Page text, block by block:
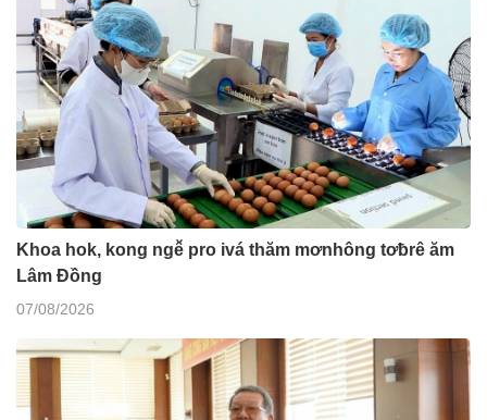
Khoa hok, kong ngê̆ pro ivá thăm mơnhông tơƀrê ăm
Lâm Đồng
07/08/2026